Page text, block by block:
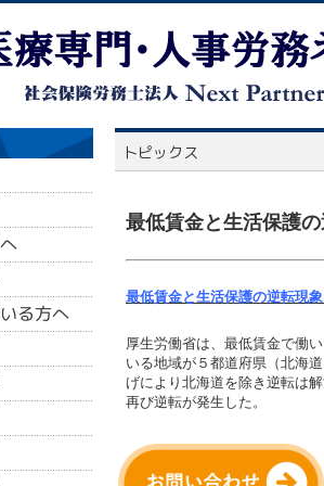
最低賃金と生活保護
最低賃金と生活保護の逆転現
厚生労働省は、最低賃金で働
いる地域が５都道府県（北海
げにより北海道を除き逆転は
再び逆転が発生した。